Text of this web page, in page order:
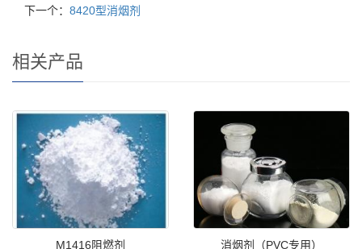
下一个： 8420型消烟剂
相关产品
M1416阻燃剂 消烟剂（PVC专用）